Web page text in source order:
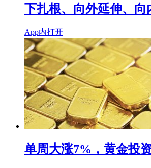
下扎根、向外延伸、向
App内打开
单周大涨7%，黄金投